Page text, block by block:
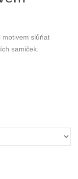
motivem slůňat
samiček.